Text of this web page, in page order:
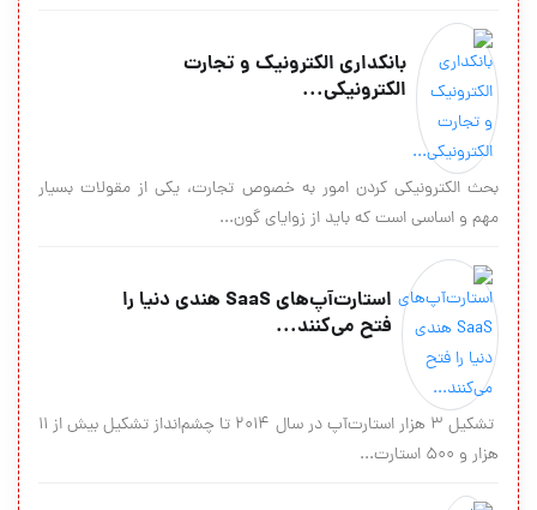
بانکدارى الکترونیک و تجارت
الکترونیکى...
بحث الکترونیکى کردن امور به خصوص تجارت، یکى از مقولات بسیار
مهم و اساسى است که باید از زوایاى گون...
استارت‌آپ‌های SaaS هندی دنیا را
فتح می‌کنند...
تشکیل ۳ هزار استارت‌آپ در سال ۲۰۱۴ تا چشم‌انداز تشکیل بیش از ۱۱
هزار و ۵۰۰ استارت...